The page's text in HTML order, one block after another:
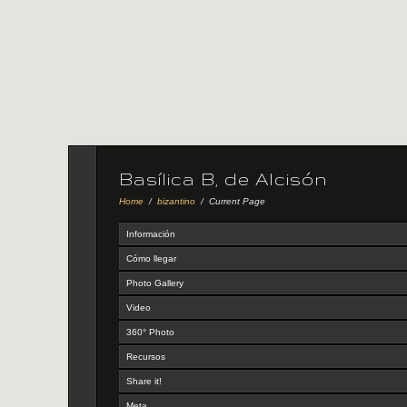
Basílica B, de Alcisón
Home / bizantino / Current Page
Información
Cómo llegar
Photo Gallery
Video
360° Photo
Recursos
Share it!